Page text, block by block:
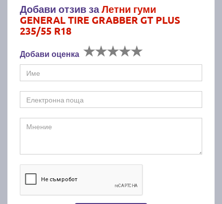
Добави отзив заЛетни гуми
GENERAL TIRE GRABBER GT PLUS
235/55 R18
Добави оценка